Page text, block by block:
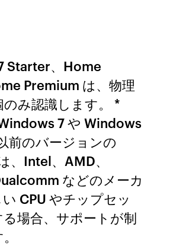
Starter、Home
Premium は、物理
のみ認識します。 *
7 や Windows
前のバージョンの
、Intel、AMD、
などのメーカ
CPU やチップセッ
る場合、サポートが制